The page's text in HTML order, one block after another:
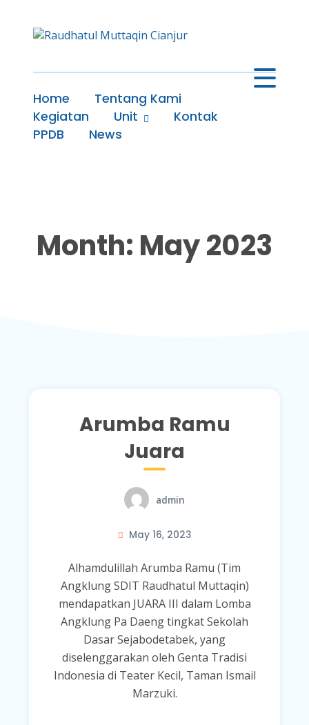
Home
Tentang Kami
Kegiatan
Unit
Kontak
PPDB
News
Month: May 2023
Arumba Ramu
Juara
admin
May 16, 2023
Alhamdulillah Arumba Ramu (Tim
Angklung SDIT Raudhatul Muttaqin)
mendapatkan JUARA III dalam Lomba
Angklung Pa Daeng tingkat Sekolah
Dasar Sejabodetabek, yang
diselenggarakan oleh Genta Tradisi
Indonesia di Teater Kecil, Taman Ismail
Marzuki.